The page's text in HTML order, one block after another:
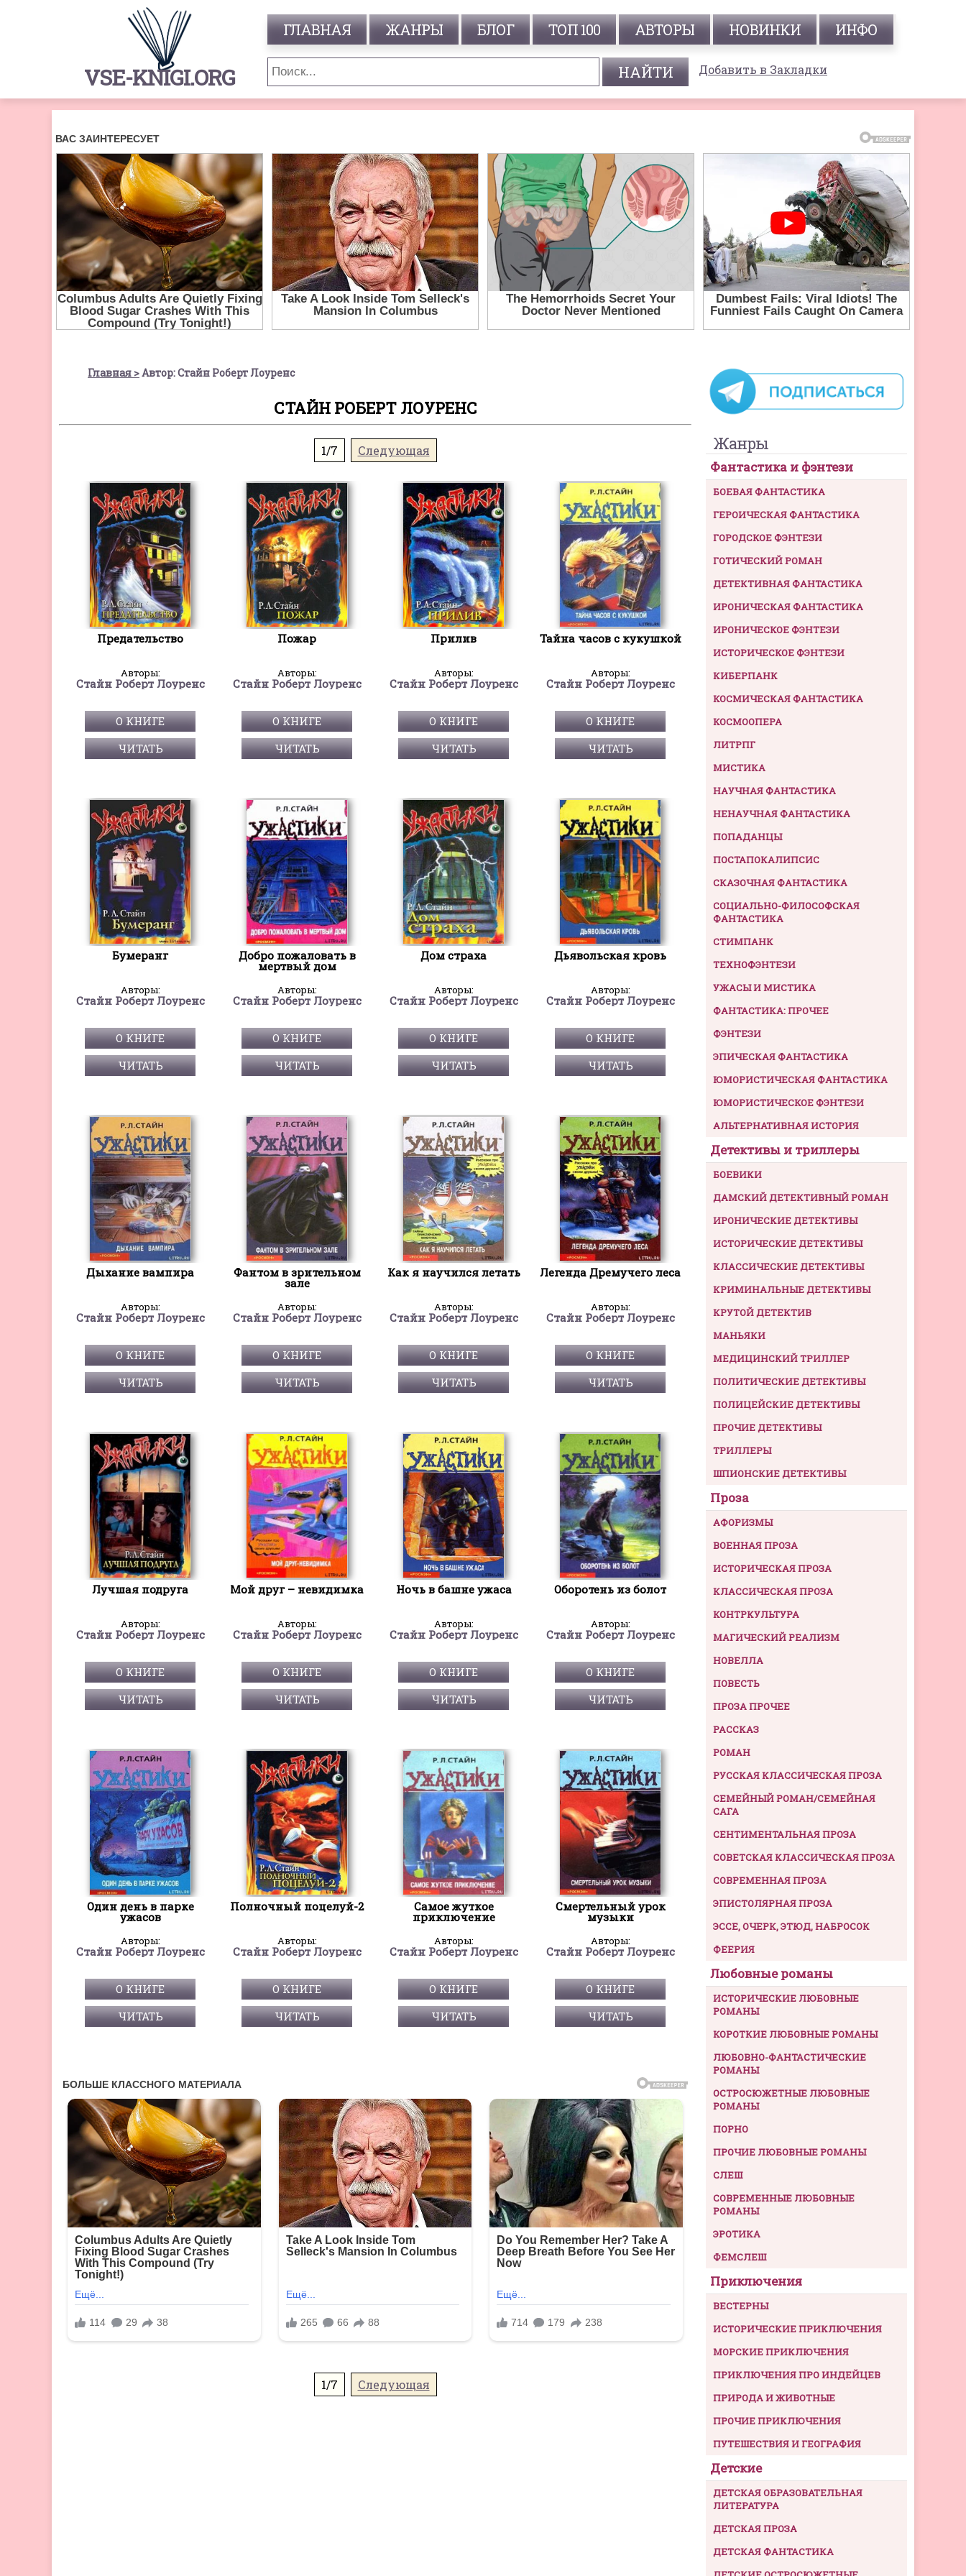
VSE-KNIGI.ORG
ГЛАВНАЯ ЖАНРЫ БЛОГ ТОП 100 АВТОРЫ НОВИНКИ ИНФО
Добавить в Закладки
Главная Автор: Стайн Роберт Лоуренс
СТАЙН РОБЕРТ ЛОУРЕНС
1/7 Следующая
Предательство
Авторы:
Стайн Роберт Лоуренс
О КНИГЕ
ЧИТАТЬ
Пожар
Авторы:
Стайн Роберт Лоуренс
О КНИГЕ
ЧИТАТЬ
Прилив
Авторы:
Стайн Роберт Лоуренс
О КНИГЕ
ЧИТАТЬ
Тайна часов с кукушкой
Авторы:
Стайн Роберт Лоуренс
О КНИГЕ
ЧИТАТЬ
Бумеранг
Авторы:
Стайн Роберт Лоуренс
О КНИГЕ
ЧИТАТЬ
Добро пожаловать в
мертвый дом
Авторы:
Стайн Роберт Лоуренс
О КНИГЕ
ЧИТАТЬ
Дом страха
Авторы:
Стайн Роберт Лоуренс
О КНИГЕ
ЧИТАТЬ
Дьявольская кровь
Авторы:
Стайн Роберт Лоуренс
О КНИГЕ
ЧИТАТЬ
Дыхание вампира
Авторы:
Стайн Роберт Лоуренс
О КНИГЕ
ЧИТАТЬ
Фантом в зрительном
зале
Авторы:
Стайн Роберт Лоуренс
О КНИГЕ
ЧИТАТЬ
Как я научился летать
Авторы:
Стайн Роберт Лоуренс
О КНИГЕ
ЧИТАТЬ
Легенда Дремучего леса
Авторы:
Стайн Роберт Лоуренс
О КНИГЕ
ЧИТАТЬ
Лучшая подруга
Авторы:
Стайн Роберт Лоуренс
О КНИГЕ
ЧИТАТЬ
Мой друг – невидимка
Авторы:
Стайн Роберт Лоуренс
О КНИГЕ
ЧИТАТЬ
Ночь в башне ужаса
Авторы:
Стайн Роберт Лоуренс
О КНИГЕ
ЧИТАТЬ
Оборотень из болот
Авторы:
Стайн Роберт Лоуренс
О КНИГЕ
ЧИТАТЬ
Один день в парке
ужасов
Авторы:
Стайн Роберт Лоуренс
О КНИГЕ
ЧИТАТЬ
Полночный поцелуй-2
Авторы:
Стайн Роберт Лоуренс
О КНИГЕ
ЧИТАТЬ
Самое жуткое
приключение
Авторы:
Стайн Роберт Лоуренс
О КНИГЕ
ЧИТАТЬ
Смертельный урок
музыки
Авторы:
Стайн Роберт Лоуренс
О КНИГЕ
ЧИТАТЬ
1/7 Следующая
Жанры
Фантастика и фэнтези
БОЕВАЯ ФАНТАСТИКА
ГЕРОИЧЕСКАЯ ФАНТАСТИКА
ГОРОДСКОЕ ФЭНТЕЗИ
ГОТИЧЕСКИЙ РОМАН
ДЕТЕКТИВНАЯ ФАНТАСТИКА
ИРОНИЧЕСКАЯ ФАНТАСТИКА
ИРОНИЧЕСКОЕ ФЭНТЕЗИ
ИСТОРИЧЕСКОЕ ФЭНТЕЗИ
КИБЕРПАНК
КОСМИЧЕСКАЯ ФАНТАСТИКА
КОСМООПЕРА
ЛИТРПГ
МИСТИКА
НАУЧНАЯ ФАНТАСТИКА
НЕНАУЧНАЯ ФАНТАСТИКА
ПОПАДАНЦЫ
ПОСТАПОКАЛИПСИС
СКАЗОЧНАЯ ФАНТАСТИКА
СОЦИАЛЬНО-ФИЛОСОФСКАЯ
ФАНТАСТИКА
СТИМПАНК
ТЕХНОФЭНТЕЗИ
УЖАСЫ И МИСТИКА
ФАНТАСТИКА: ПРОЧЕЕ
ФЭНТЕЗИ
ЭПИЧЕСКАЯ ФАНТАСТИКА
ЮМОРИСТИЧЕСКАЯ ФАНТАСТИКА
ЮМОРИСТИЧЕСКОЕ ФЭНТЕЗИ
АЛЬТЕРНАТИВНАЯ ИСТОРИЯ
Детективы и триллеры
БОЕВИКИ
ДАМСКИЙ ДЕТЕКТИВНЫЙ РОМАН
ИРОНИЧЕСКИЕ ДЕТЕКТИВЫ
ИСТОРИЧЕСКИЕ ДЕТЕКТИВЫ
КЛАССИЧЕСКИЕ ДЕТЕКТИВЫ
КРИМИНАЛЬНЫЕ ДЕТЕКТИВЫ
КРУТОЙ ДЕТЕКТИВ
МАНЬЯКИ
МЕДИЦИНСКИЙ ТРИЛЛЕР
ПОЛИТИЧЕСКИЕ ДЕТЕКТИВЫ
ПОЛИЦЕЙСКИЕ ДЕТЕКТИВЫ
ПРОЧИЕ ДЕТЕКТИВЫ
ТРИЛЛЕРЫ
ШПИОНСКИЕ ДЕТЕКТИВЫ
Проза
АФОРИЗМЫ
ВОЕННАЯ ПРОЗА
ИСТОРИЧЕСКАЯ ПРОЗА
КЛАССИЧЕСКАЯ ПРОЗА
КОНТРКУЛЬТУРА
МАГИЧЕСКИЙ РЕАЛИЗМ
НОВЕЛЛА
ПОВЕСТЬ
ПРОЗА ПРОЧЕЕ
РАССКАЗ
РОМАН
РУССКАЯ КЛАССИЧЕСКАЯ ПРОЗА
СЕМЕЙНЫЙ РОМАН/СЕМЕЙНАЯ
САГА
СЕНТИМЕНТАЛЬНАЯ ПРОЗА
СОВЕТСКАЯ КЛАССИЧЕСКАЯ ПРОЗА
СОВРЕМЕННАЯ ПРОЗА
ЭПИСТОЛЯРНАЯ ПРОЗА
ЭССЕ, ОЧЕРК, ЭТЮД, НАБРОСОК
ФЕЕРИЯ
Любовные романы
ИСТОРИЧЕСКИЕ ЛЮБОВНЫЕ
РОМАНЫ
КОРОТКИЕ ЛЮБОВНЫЕ РОМАНЫ
ЛЮБОВНО-ФАНТАСТИЧЕСКИЕ
РОМАНЫ
ОСТРОСЮЖЕТНЫЕ ЛЮБОВНЫЕ
РОМАНЫ
ПОРНО
ПРОЧИЕ ЛЮБОВНЫЕ РОМАНЫ
СЛЕШ
СОВРЕМЕННЫЕ ЛЮБОВНЫЕ
РОМАНЫ
ЭРОТИКА
ФЕМСЛЕШ
Приключения
ВЕСТЕРНЫ
ИСТОРИЧЕСКИЕ ПРИКЛЮЧЕНИЯ
МОРСКИЕ ПРИКЛЮЧЕНИЯ
ПРИКЛЮЧЕНИЯ ПРО ИНДЕЙЦЕВ
ПРИРОДА И ЖИВОТНЫЕ
ПРОЧИЕ ПРИКЛЮЧЕНИЯ
ПУТЕШЕСТВИЯ И ГЕОГРАФИЯ
Детские
ДЕТСКАЯ ОБРАЗОВАТЕЛЬНАЯ
ЛИТЕРАТУРА
ДЕТСКАЯ ПРОЗА
ДЕТСКАЯ ФАНТАСТИКА